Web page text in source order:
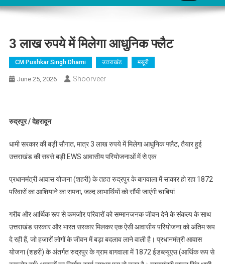
3 लाख रुपये में मिलेगा आधुनिक फ्लैट
CM Pushkar Singh Dhami उत्तराखंड मसूरी
June 25, 2026 Shoorveer
रुद्रपुर / देहरादून
धामी सरकार की बड़ी सौगात, मात्र 3 लाख रुपये में मिलेगा आधुनिक फ्लैट, तैयार हुई
उत्तराखंड की सबसे बड़ी EWS आवासीय परियोजनाओं में से एक
प्रधानमंत्री आवास योजना (शहरी) के तहत रुद्रपुर के बागवाला में साकार हो रहा 1872
परिवारों का आशियाने का सपना, जल्द लाभार्थियों को सौंपी जाएंगी चाबियां
गरीब और आर्थिक रूप से कमजोर परिवारों को सम्मानजनक जीवन देने के संकल्प के साथ
उत्तराखंड सरकार और भारत सरकार मिलकर एक ऐसी आवासीय परियोजना को अंतिम रूप
दे रही हैं, जो हजारों लोगों के जीवन में बड़ा बदलाव लाने वाली है। प्रधानमंत्री आवास
योजना (शहरी) के अंतर्गत रुद्रपुर के ग्राम बागवाला में 1872 ईडब्ल्यूएस (आर्थिक रूप से